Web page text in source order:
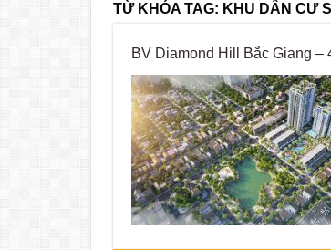
TỪ KHÓA TAG: KHU DÂN CƯ
BV Diamond Hill Bắc Giang –